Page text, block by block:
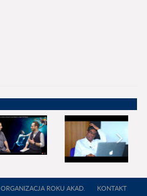
ORGANIZACJA ROKU AKAD. KONTAKT